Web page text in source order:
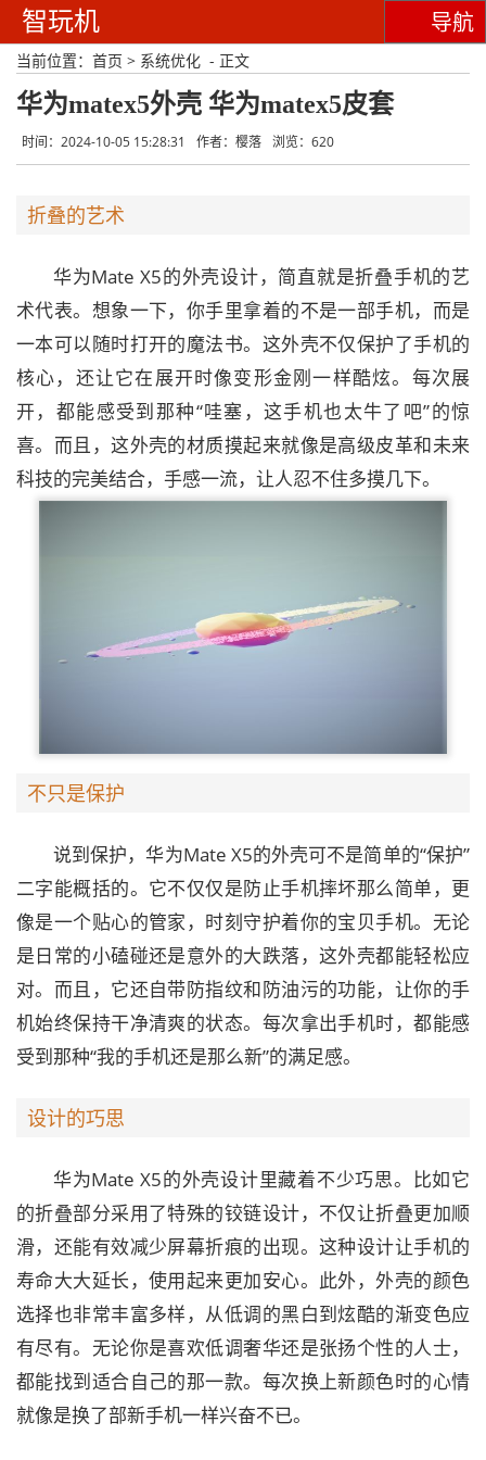
智玩机 导航
当前位置： 首页 > 系统优化 - 正文
华为matex5外壳 华为matex5皮套
时间：2024-10-05 15:28:31 作者：樱落 浏览：620
折叠的艺术
华为Mate X5的外壳设计，简直就是折叠手机的艺
术代表。想象一下，你手里拿着的不是一部手机，而是
一本可以随时打开的魔法书。这外壳不仅保护了手机的
核心，还让它在展开时像变形金刚一样酷炫。每次展
开，都能感受到那种“哇塞，这手机也太牛了吧”的惊
喜。而且，这外壳的材质摸起来就像是高级皮革和未来
科技的完美结合，手感一流，让人忍不住多摸几下。
不只是保护
说到保护，华为Mate X5的外壳可不是简单的“保护”
二字能概括的。它不仅仅是防止手机摔坏那么简单，更
像是一个贴心的管家，时刻守护着你的宝贝手机。无论
是日常的小磕碰还是意外的大跌落，这外壳都能轻松应
对。而且，它还自带防指纹和防油污的功能，让你的手
机始终保持干净清爽的状态。每次拿出手机时，都能感
受到那种“我的手机还是那么新”的满足感。
设计的巧思
华为Mate X5的外壳设计里藏着不少巧思。比如它
的折叠部分采用了特殊的铰链设计，不仅让折叠更加顺
滑，还能有效减少屏幕折痕的出现。这种设计让手机的
寿命大大延长，使用起来更加安心。此外，外壳的颜色
选择也非常丰富多样，从低调的黑白到炫酷的渐变色应
有尽有。无论你是喜欢低调奢华还是张扬个性的人士，
都能找到适合自己的那一款。每次换上新颜色时的心情
就像是换了部新手机一样兴奋不已。